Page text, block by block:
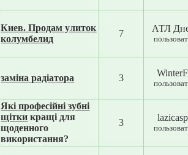
Киев. Продам улиток
колумбелид
7 АТЛ
заміна радіатора 3
Якіпрофесійні зубні
щітки кращі для
щоденного
використання?
3